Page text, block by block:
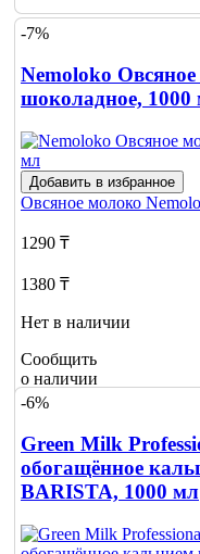
-7%
Nemoloko
шоколадное, 1000
Добавить в избранное
Овсяное молоко
1290 ₸
1380 ₸
Нет в наличии
Сообщить
о наличии
2
-6%
Green Milk
обогащённое
BARISTA, 1000 мл